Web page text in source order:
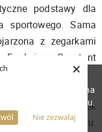
Nie zezwalaj
×
podstawy dla
sportowego. Sama
z zegarkami
Constant
związane.
sportowy zegarek
w 1933 roku.
z plików
iż wyrażasz zgodę na
w Twoim urządzeniu.